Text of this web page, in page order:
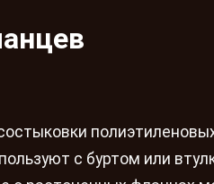
с буртом или